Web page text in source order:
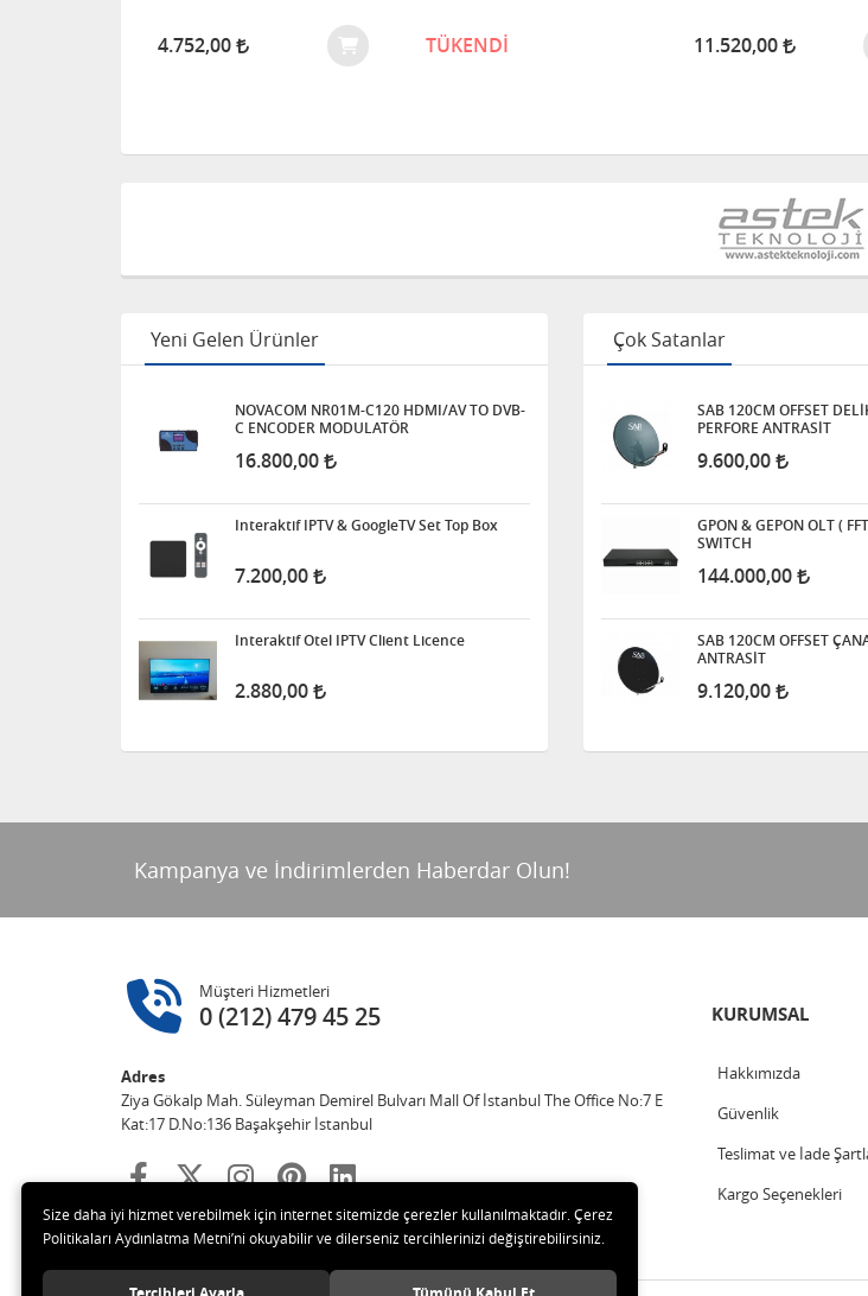
4.752,00 TÜKENDİ 11.520,00
Yeni Gelen Ürünler
NOVACOM NR01M-C120 HDMI/AV TO DVB-
C ENCODER MODULATÖR
16.800,00
Interaktif IPTV & GoogleTV Set Top Box
7.200,00
Interaktif Otel IPTV Client Licence
2.880,00
Çok Satanlar
SAB 120CM OFFSET
PERFORE ANTRASİT
9.600,00
GPON & GEPON OLT (
SWITCH
144.000,00
SAB 120CM OFFSET
ANTRASİT
9.120,00
Kampanya ve İndirimlerden Haberdar Olun!
Müşteri Hizmetleri
0 (212) 479 45 25
Adres
Ziya Gökalp Mah. Süleyman Demirel Bulvarı Mall Of İstanbul The Office No:7 E
Kat:17 D.No:136 Başakşehir İstanbul
KURUMSAL
Hakkımızda
Güvenlik
Teslimat ve İade
Kargo Seçenekleri
Size daha iyi hizmet verebilmek için internet sitemizde çerezler kullanılmaktadır. Çerez
Politikaları Aydınlatma Metni’ni okuyabilir ve dilerseniz tercihlerinizi değiştirebilirsiniz.